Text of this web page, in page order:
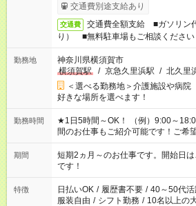
交通費別途支給あり
交通費
交通費全額支給 ■ガソリン
り） ■無料駐車場もご相談ください
勤務地
神奈川県横須賀市
横須賀駅
/ 京急久里浜駅 / 北久里
＜選べる勤務地＞介護施設や病
好きな場所を選べます！
勤務時間
★1日5時間～OK！ （例）9:00～
間のお仕事もご紹介可能です！ご希望
週最低15時間以上の勤務が必要です
期間
短期2ヵ月～のお仕事です。開始日
です！
特徴 日払いOK / 履歴書不要 / 40～50代活
服装自由 / シフト勤務 / 10名以上の